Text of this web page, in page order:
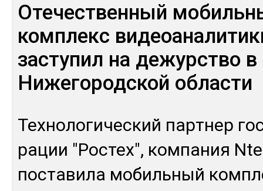
Отечественный
комплекс
заступил на дежурство в
Нижегородской области
Тех­но­логи­чес­кий пар­тнер
рации "Рос­тех", ком­па­ния
пос­та­вила мо­биль­ный